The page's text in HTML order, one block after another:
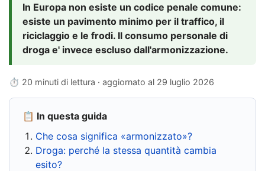
In Europa non esiste un codice penale comune:
esiste un pavimento minimo per il traffico, il
riciclaggio e le frodi. Il consumo personale di
droga e' invece escluso dall'armonizzazione.
⏱ 20 minuti di lettura · aggiornato al 29 luglio 2026
📋 In questa guida
Che cosa significa «armonizzato»?
Droga: perché la stessa quantità cambia
esito?